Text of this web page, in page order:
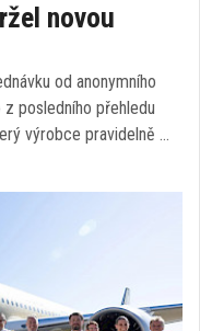
novou
od anonymního
posledního přehledu
výrobce pravidelně …